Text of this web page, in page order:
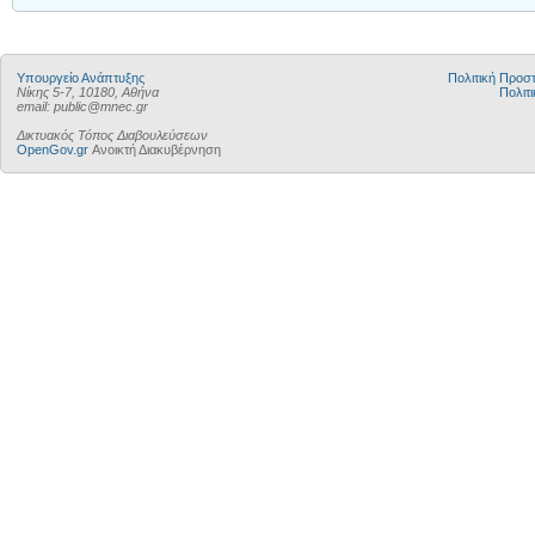
Υπουργείο Ανάπτυξης
Νίκης 5-7, 10180, Αθήνα
email: public@mnec.gr
Δικτυακός Τόπος Διαβουλεύσεων
OpenGov.gr Ανοικτή Διακυβέρνηση
Πολιτική